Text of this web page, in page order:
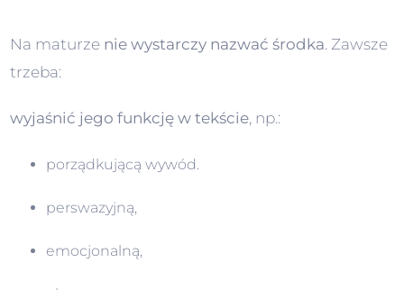
Na maturze nie wystarczy nazwać środka. Zawsze
trzeba:
wyjaśnić jego funkcję w tekście, np.:
porządkującą wywód.
perswazyjną,
emocjonalną,